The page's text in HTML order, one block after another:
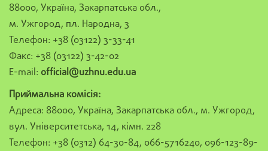
88000, Україна, Закарпатська обл.,
м. Ужгород, пл. Народна, 3
Телефон: +38 (03122) 3-33-41
Факс: +38 (03122) 3-42-02
E-mail: official@uzhnu.edu.ua
Приймальна комісія:
Адреса: 88000, Україна, Закарпатська обл., м. Ужгород,
вул. Університетська, 14, кімн. 228
Телефон: +38 (0312) 64-30-84, 066-5716240, 096-123-89-